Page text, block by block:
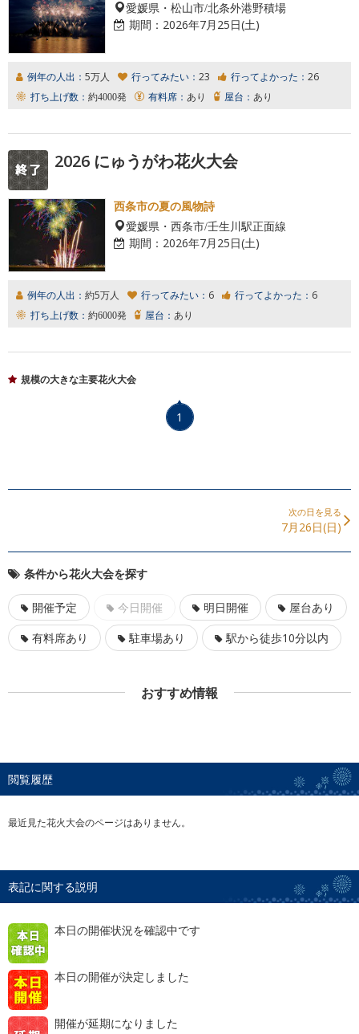
愛媛県・松山市/北条外港野積場
期間： 2026年7月25日(土)
例年の人出： 5万人 行ってみたい： 23 行ってよかった： 26
打ち上げ数： 約4000発 有料席： あり 屋台： あり
2026 にゅうがわ花火大会
西条市の夏の風物詩
愛媛県・西条市/壬生川駅正面線
期間： 2026年7月25日(土)
例年の人出： 約5万人 行ってみたい： 6 行ってよかった： 6
打ち上げ数： 約6000発 屋台： あり
規模の大きな主要花火大会
1
次の日を見る
7月26日(日)
条件から花火大会を探す
開催予定 今日開催 明日開催
屋台あり
有料席あり
駐車場あり 駅から徒歩10分以内
おすすめ情報
閲覧履歴
最近見た花火大会のページはありません。
表記に関する説明
本日の開催状況を確認中です
本日の開催が決定しました
開催が延期になりました